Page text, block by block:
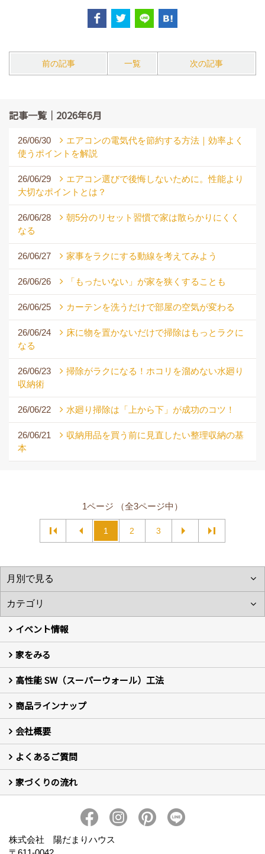
前の記事 一覧 次の記事
記事一覧｜2026年6月
26/06/30
エアコンの電気代を節約する方法｜効率よく
使うポイントを解説
26/06/29
エアコン選びで後悔しないために。性能より
大切なポイントとは？
26/06/28
朝5分のリセット習慣で家は散らかりにくく
なる
26/06/27 家事をラクにする動線を考えてみよう
26/06/26 「もったいない」が家を狭くすることも
26/06/25 カーテンを洗うだけで部屋の空気が変わる
26/06/24
床に物を置かないだけで掃除はもっとラクに
なる
26/06/23
掃除がラクになる！ホコリを溜めない水廻り
収納術
26/06/22 水廻り掃除は「上から下」が成功のコツ！
26/06/21
収納用品を買う前に見直したい整理収納の基
本
1ページ （全3ページ中）
1 2 3
イベント情報
イベント予告
イベント報告
家をみる
フォトギャラリー
現場レポート
お客様の声
高性能 SW（スーパーウォール）工法
新築住宅の制振SW工法
セミ新築のSW工法（断熱リノベーション）
商品ラインナップ
セミ新築 (商標登録第6729704号) Hi・da・ma・ri の家
完全自由設計 注文住宅
自然素材の家 注文住宅
T-CLASS-北欧風セレクト住宅
会社概要
はじめての方 社長の想い
会社の歴史・陽だまりハウスの意味とは？
スタッフ紹介
スタッフブログ
会社情報
アクセス
会社紹介の動画
プライバシーポリシー
よくあるご質問
新築について (10)
リフォームについて (2)
家づくりの流れ
株式会社 陽だまりハウス